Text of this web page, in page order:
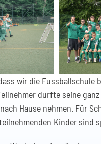
wir die
durfte seine
Hause nehmen. Für
Kinder